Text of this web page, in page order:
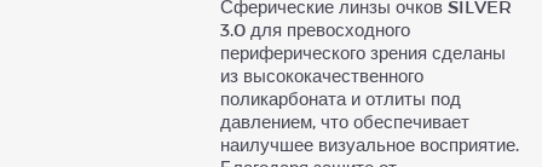
Сферические линзы очков SILVER
3.0 для превосходного
периферического зрения сделаны
из высококачественного
поликарбоната и отлиты под
давлением, что обеспечивает
наилучшее визуальное восприятие.